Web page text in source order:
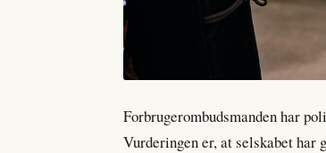
Forbrugerombudsmanden har
Vurderingen er, at selskabet